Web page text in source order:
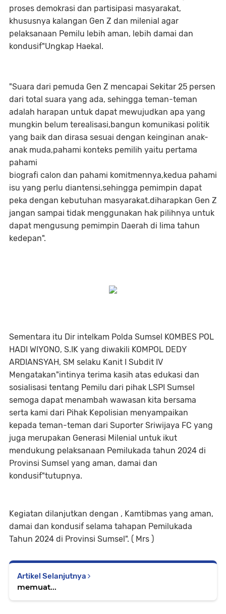
proses demokrasi dan partisipasi masyarakat,
khususnya kalangan Gen Z dan milenial agar
pelaksanaan Pemilu lebih aman, lebih damai dan
kondusif"Ungkap Haekal.
"Suara dari pemuda Gen Z mencapai Sekitar 25 persen
dari total suara yang ada, sehingga teman-teman
adalah harapan untuk dapat mewujudkan apa yang
mungkin belum terealisasi,bangun komunikasi politik
yang baik dan dirasa sesuai dengan keinginan anak-
anak muda,pahami konteks pemilih yaitu pertama
pahami
biografi calon dan pahami komitmennya,kedua pahami
isu yang perlu diantensi,sehingga pemimpin dapat
peka dengan kebutuhan masyarakat.diharapkan Gen Z
jangan sampai tidak menggunakan hak pilihnya untuk
dapat mengusung pemimpin Daerah di lima tahun
kedepan".
Sementara itu Dir intelkam Polda Sumsel KOMBES POL
HADI WIYONO, S.IK yang diwakili KOMPOL DEDY
ARDIANSYAH, SM selaku Kanit I Subdit IV
Mengatakan"intinya terima kasih atas edukasi dan
sosialisasi tentang Pemilu dari pihak LSPI Sumsel
semoga dapat menambah wawasan kita bersama
serta kami dari Pihak Kepolisian menyampaikan
kepada teman-teman dari Suporter Sriwijaya FC yang
juga merupakan Generasi Milenial untuk ikut
mendukung pelaksanaan Pemilukada tahun 2024 di
Provinsi Sumsel yang aman, damai dan
kondusif"tutupnya.
Kegiatan dilanjutkan dengan , Kamtibmas yang aman,
damai dan kondusif selama tahapan Pemilukada
Tahun 2024 di Provinsi Sumsel". ( Mrs )
Artikel Selanjutnya
memuat...